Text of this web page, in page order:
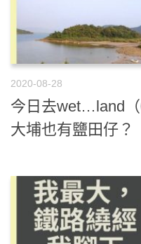
2020-08-28
今日去wet…land
大埔也有鹽田仔？